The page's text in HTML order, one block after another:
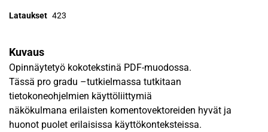
Lataukset 423
Kuvaus
Opinnäytetyö kokotekstinä PDF-muodossa.
Tässä pro gradu –tutkielmassa tutkitaan
tietokoneohjelmien käyttöliittymiä
näkökulmana erilaisten komentovektoreiden hyvät ja
huonot puolet erilaisissa käyttökonteksteissa.